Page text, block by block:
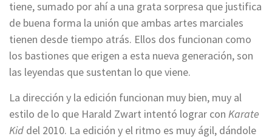
tiene, sumado por ahí a una grata sorpresa que justifica
de buena forma la unión que ambas artes marciales
tienen desde tiempo atrás. Ellos dos funcionan como
los bastiones que erigen a esta nueva generación, son
las leyendas que sustentan lo que viene.
La dirección y la edición funcionan muy bien, muy al
estilo de lo que Harald Zwart intentó lograr con Karate
Kid del 2010. La edición y el ritmo es muy ágil, dándole